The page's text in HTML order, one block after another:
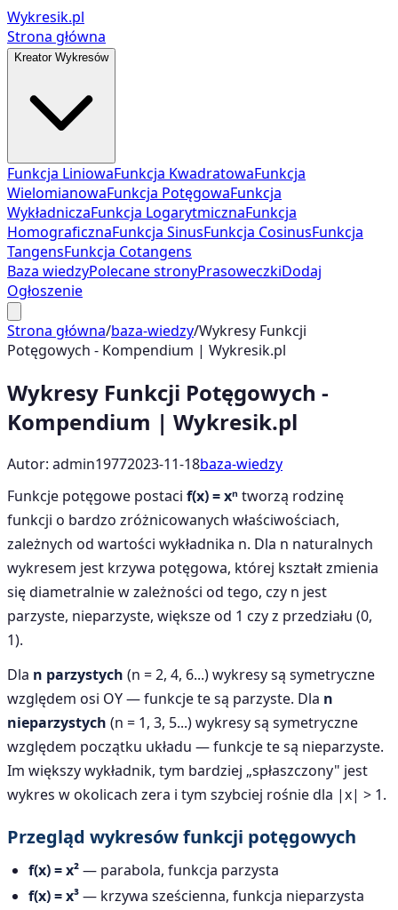
Wykresik.pl
Strona główna
Kreator Wykresów
Funkcja LiniowaFunkcja KwadratowaFunkcja
WielomianowaFunkcja PotęgowaFunkcja
WykładniczaFunkcja LogarytmicznaFunkcja
HomograficznaFunkcja SinusFunkcja CosinusFunkcja
TangensFunkcja Cotangens
Baza wiedzyPolecane stronyPrasoweczkiDodaj
Ogłoszenie
Strona główna/baza-wiedzy/Wykresy Funkcji
Potęgowych - Kompendium | Wykresik.pl
Wykresy Funkcji Potęgowych -
Kompendium | Wykresik.pl
Autor: admin19772023-11-18baza-wiedzy
Funkcje potęgowe postaci f(x) = xⁿ tworzą rodzinę
funkcji o bardzo zróżnicowanych właściwościach,
zależnych od wartości wykładnika n. Dla n naturalnych
wykresem jest krzywa potęgowa, której kształt zmienia
się diametralnie w zależności od tego, czy n jest
parzyste, nieparzyste, większe od 1 czy z przedziału (0,
1).
Dla n parzystych (n = 2, 4, 6...) wykresy są symetryczne
względem osi OY — funkcje te są parzyste. Dla n
nieparzystych (n = 1, 3, 5...) wykresy są symetryczne
względem początku układu — funkcje te są nieparzyste.
Im większy wykładnik, tym bardziej „spłaszczony" jest
wykres w okolicach zera i tym szybciej rośnie dla |x| > 1.
Przegląd wykresów funkcji potęgowych
f(x) = x²— parabola, funkcja parzysta
f(x) = x³— krzywa sześcienna, funkcja nieparzysta